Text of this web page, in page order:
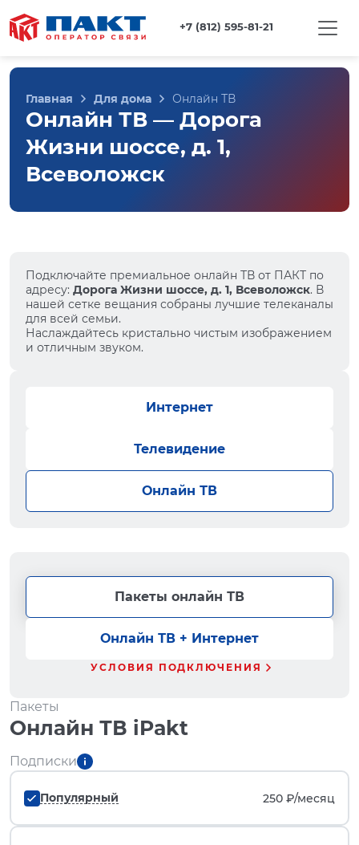
+7 (812) 595-81-21
Главная Для дома Онлайн ТВ
Онлайн ТВ — Дорога
Жизни шоссе, д. 1,
Всеволожск
Подключайте премиальное онлайн ТВ от ПАКТ по
адресу: Дорога Жизни шоссе, д. 1, Всеволожск. В
нашей сетке вещания собраны лучшие телеканалы
для всей семьи.
Наслаждайтесь кристально чистым изображением
и отличным звуком.
Интернет
Телевидение
Онлайн ТВ
Пакеты онлайн ТВ
Онлайн ТВ + Интернет
УСЛОВИЯ ПОДКЛЮЧЕНИЯ
Пакеты
Онлайн ТВ iPakt
Подписки
Популярный 250 ₽/месяц